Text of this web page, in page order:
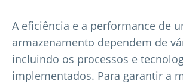
A eficiência e a performance de
armazenamento dependem de
incluindo os processos e
implementados. Para garantir a